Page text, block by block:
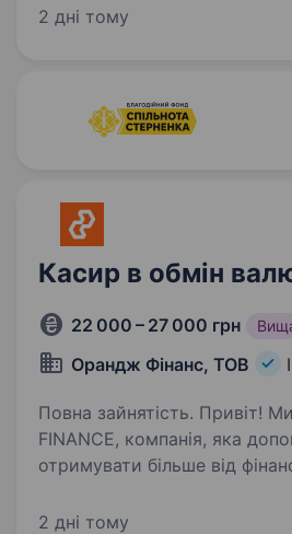
та вміння керувати
2 дні тому
Касир в обмін
22 000 – 27 000 грн
Орандж Фінанс, ТОВ
Повна зайнятість. Привіт! Ми — ORANGE
FINANCE, компанія, яка
отримувати більше від
та надійний простір для
2 дні тому